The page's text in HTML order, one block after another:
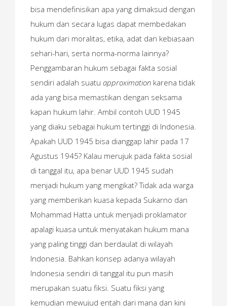
bisa mendefinisikan apa yang dimaksud dengan
hukum dan secara lugas dapat membedakan
hukum dari moralitas, etika, adat dan kebiasaan
sehari-hari, serta norma-norma lainnya?
Penggambaran hukum sebagai fakta sosial
sendiri adalah suatu approximation karena tidak
ada yang bisa memastikan dengan seksama
kapan hukum lahir. Ambil contoh UUD 1945
yang diaku sebagai hukum tertinggi di Indonesia.
Apakah UUD 1945 bisa dianggap lahir pada 17
Agustus 1945? Kalau merujuk pada fakta sosial
di tanggal itu, apa benar UUD 1945 sudah
menjadi hukum yang mengikat? Tidak ada warga
yang memberikan kuasa kepada Sukarno dan
Mohammad Hatta untuk menjadi proklamator
apalagi kuasa untuk menyatakan hukum mana
yang paling tinggi dan berdaulat di wilayah
Indonesia. Bahkan konsep adanya wilayah
Indonesia sendiri di tanggal itu pun masih
merupakan suatu fiksi. Suatu fiksi yang
kemudian mewujud entah dari mana dan kini